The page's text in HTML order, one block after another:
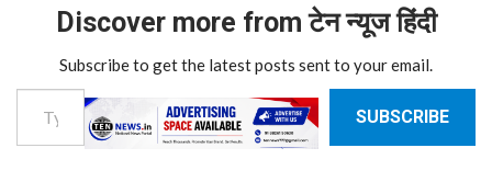
Discover more from टेन न्यूज हिंदी
Subscribe to get the latest posts sent to your email.
Type your email…
SUBSCRIBE